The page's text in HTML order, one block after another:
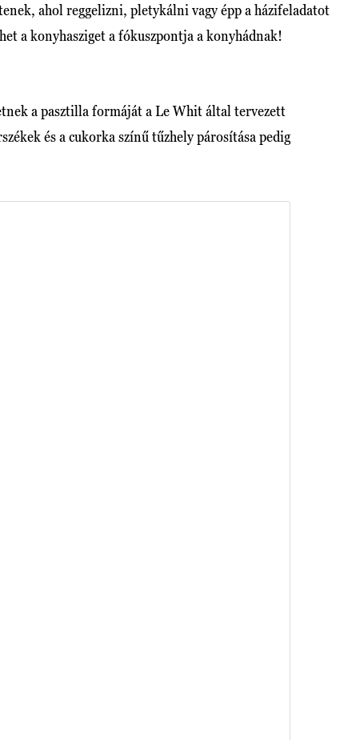
ahol reggelizni, pletykálni vagy épp a házifeladatot
a konyhasziget a fókuszpontja a konyhádnak!
a pasztilla formáját a Le Whit által tervezett
és a cukorka színű tűzhely párosítása pedig